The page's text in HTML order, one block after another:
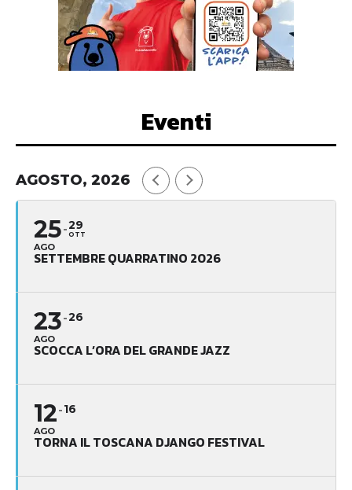
Eventi
AGOSTO, 2026
25
AGO
29
OTT
SETTEMBRE QUARRATINO 2026
23
AGO
26
SCOCCA L’ORA DEL GRANDE JAZZ
12
AGO
16
TORNA IL TOSCANA DJANGO FESTIVAL